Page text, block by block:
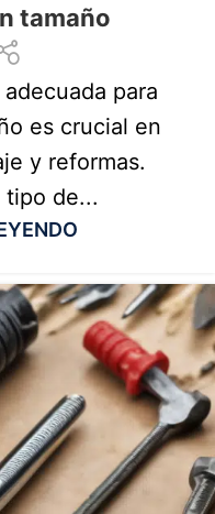
tamaño
para
es crucial en
y reformas.
de...